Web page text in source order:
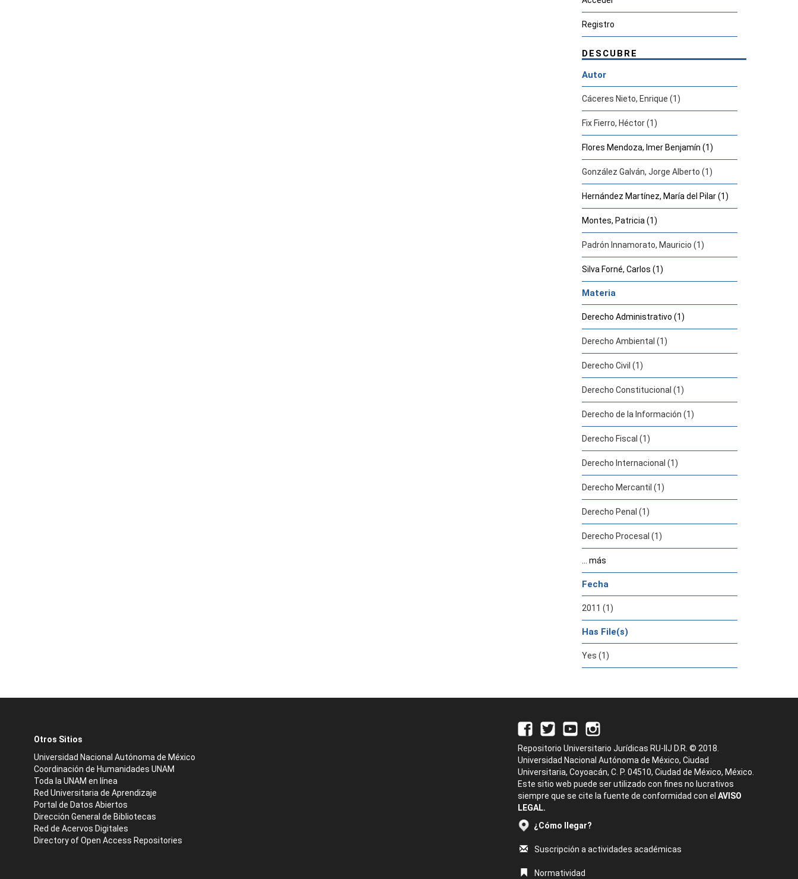
Registro
DESCUBRE
Autor
Cáceres Nieto, Enrique (1)
Fix Fierro, Héctor (1)
Flores Mendoza, Imer Benjamín (1)
González Galván, Jorge Alberto (1)
Hernández Martínez, María del Pilar (1)
Montes, Patricia (1)
Padrón Innamorato, Mauricio (1)
Silva Forné, Carlos (1)
Materia
Derecho Administrativo (1)
Derecho Ambiental (1)
Derecho Civil (1)
Derecho Constitucional (1)
Derecho de la Información (1)
Derecho Fiscal (1)
Derecho Internacional (1)
Derecho Mercantil (1)
Derecho Penal (1)
Derecho Procesal (1)
... más
Fecha
2011 (1)
Has File(s)
Yes (1)
Otros Sitios
Universidad Nacional Autónoma de México
Coordinación de Humanidades UNAM
Toda la UNAM en línea
Red Universitaria de Aprendizaje
Portal de Datos Abiertos
Dirección General de Bibliotecas
Red de Acervos Digitales
Directory of Open Access Repositories
Repositorio Universitario Jurídicas RU-IIJ D.R. © 2018.
Universidad Nacional Autónoma de México, Ciudad
Universitaria, Coyoacán, C. P. 04510, Ciudad de México, México.
Este sitio web puede ser utilizado con fines no lucrativos
siempre que se cite la fuente de conformidad con el AVISO
LEGAL.
¿Cómo llegar?
Suscripción a actividades académicas
Normatividad